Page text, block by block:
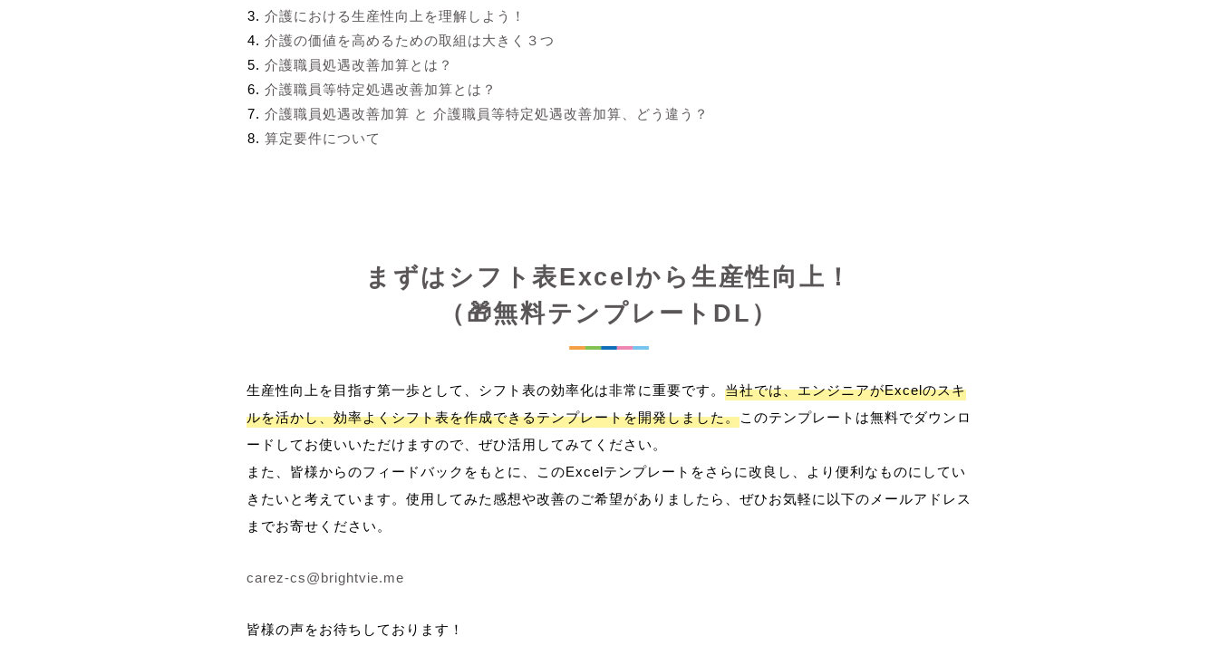
介護における生産性向上を理解しよう！
介護の価値を高めるための取組は大きく３つ
介護職員処遇改善加算とは？
介護職員等特定処遇改善加算とは？
介護職員処遇改善加算 と 介護職員等特定処遇改善加算、どう違う？
算定要件について
まずはシフト表Excelから生産性向上！
（🎁無料テンプレートDL）
生産性向上を目指す第一歩として、シフト表の効率化は非常に重要です。 当社では、エンジニアがExcelのスキ
ルを活かし、効率よくシフト表を作成できるテンプレートを開発しました。このテンプレートは無料でダウンロ
ードしてお使いいただけますので、ぜひ活用してみてください。
また、皆様からのフィードバックをもとに、このExcelテンプレートをさらに改良し、より便利なものにしてい
きたいと考えています。使用してみた感想や改善のご希望がありましたら、ぜひお気軽に以下のメールアドレス
までお寄せください。
carez-cs@brightvie.me
皆様の声をお待ちしております！